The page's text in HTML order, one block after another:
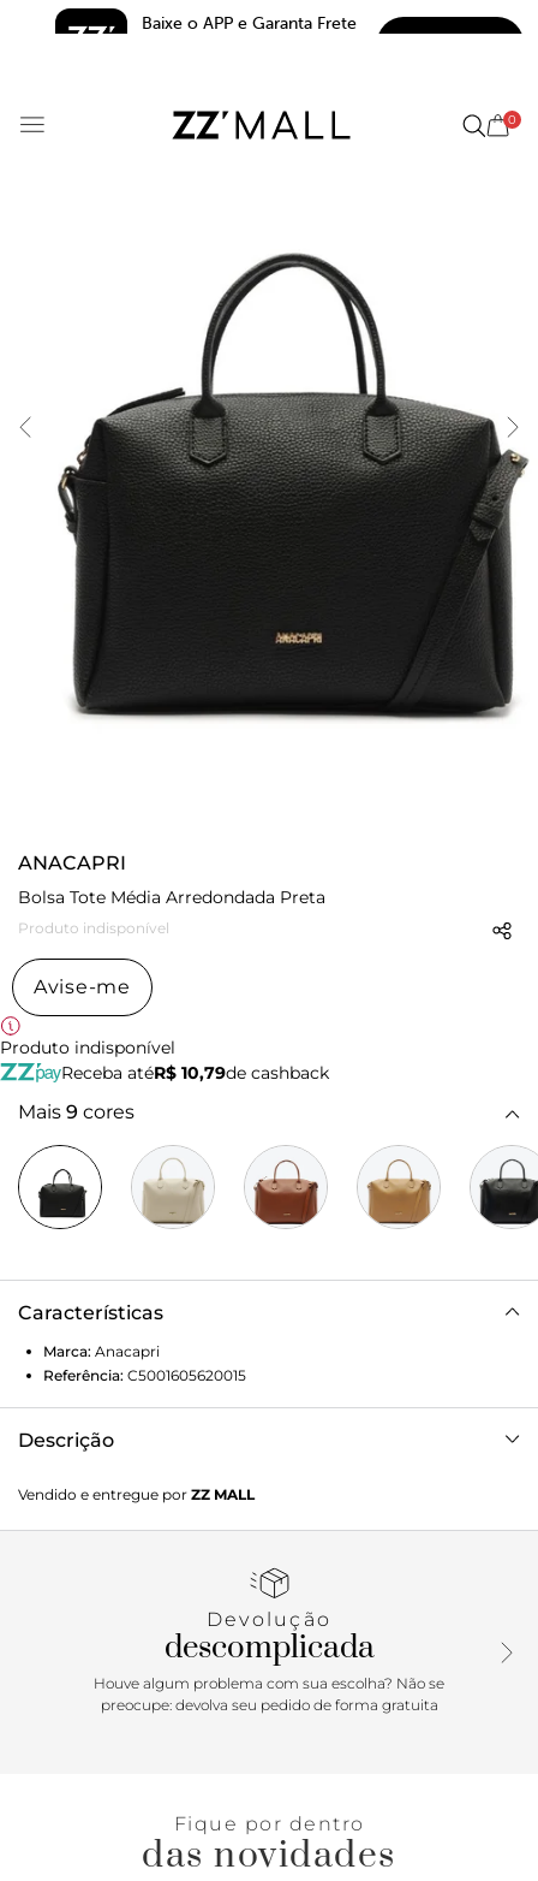
Baixe o APP e Garanta Frete
0
ANACAPRI
Bolsa Tote Média Arredondada Preta
Produto indisponível
Avise-me
Produto indisponível
Receba atéR$ 10,79de cashback
Mais 9 cores
Características
Marca: Anacapri
Referência: C5001605620015
Descrição
vem para a temporada com shape retangular, com
acabamento arredondado nos cantos. No tamanho M, de
alças de ombro fixas - com detalhe em costura pesponto - e
em zíper metálico com puxador em tira, possui forro em
tom rosé na parte interna, traz bolsinho aberto e aplicação
de maxi etiqueta emborrachada Anacapri. Apresenta
aplicação de pin metálico Anacapri, centralizado na parte
contornos, essa bag estilosa comporta tudo o que você
precisa para encarar a correria. Esse modelinho funcional e
Vendido e entregue por ZZ MALL
Devolução
descomplicada
Houve algum problema com sua escolha? Não se
preocupe: devolva seu pedido de forma gratuita
Fique por dentro
das novidades